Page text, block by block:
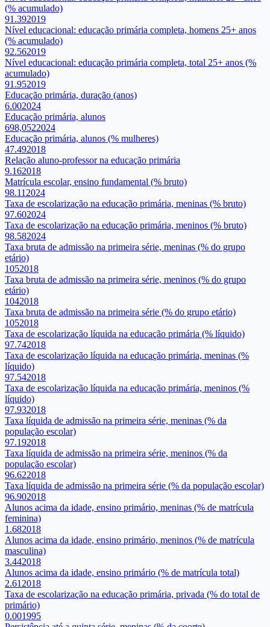
(% acumulado)
91.392019
Nível educacional: educação primária completa, homens 25+ anos
(% acumulado)
92.562019
Nível educacional: educação primária completa, total 25+ anos (%
acumulado)
91.952019
Educação primária, duração (anos)
6.002024
Educação primária, alunos
698,0522024
Educação primária, alunos (% mulheres)
47.492018
Relação aluno-professor na educação primária
9.162018
Matrícula escolar, ensino fundamental (% bruto)
98.11 2024
Taxa de escolarização na educação primária, meninas (% bruto)
97.602024
Taxa de escolarização na educação primária, meninos (% bruto)
98.582024
Taxa bruta de admissão na primeira série, meninas (% do grupo
etário)
1052018
Taxa bruta de admissão na primeira série, meninos (% do grupo
etário)
1042018
Taxa bruta de admissão na primeira série (% do grupo etário)
1052018
Taxa de escolarização líquida na educação primária (% líquido)
97.742018
Taxa de escolarização líquida na educação primária, meninas (%
líquido)
97.542018
Taxa de escolarização líquida na educação primária, meninos (%
líquido)
97.932018
Taxa líquida de admissão na primeira série, meninas (% da
população escolar)
97.192018
Taxa líquida de admissão na primeira série, meninos (% da
população escolar)
96.622018
Taxa líquida de admissão na primeira série (% da população escolar)
96.902018
Alunos acima da idade, ensino primário, meninas (% de matrícula
feminina)
1.682018
Alunos acima da idade, ensino primário, meninos (% de matrícula
masculina)
3.442018
Alunos acima da idade, ensino primário (% de matrícula total)
2.61 2018
Taxa de escolarização na educação primária, privada (% do total de
primário)
0.001995